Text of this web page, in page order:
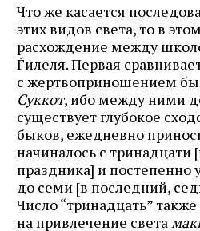
Что же касается
этих видов света, то в
расхождение между
Ѓилеля. Первая
с жертвоприношением
Суккот, ибо между ними
существует глубокое
быков, ежедневно
начиналось с тринадцати
праздника] и постепенно
до семи [в последний,
Число “тринадцать”
на привлечение света